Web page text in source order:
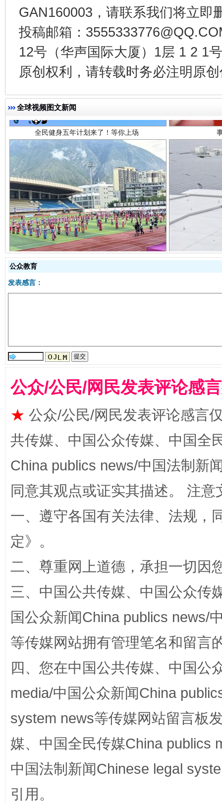
GAN160003，请联系我们将立即
投稿邮箱：
12号（华声国际大厦）1层 1 2 1
原创权利，请转载时务必注明原
全球视频图文新闻
全民健身五年计划来了！等你上场
阿坝州三大球赛在茂县开幕 规模
扯下公款旅游的“隐身衣” 如何以
公众教育
发表感言：
公众/公民/网民发表评论感
★ 公众/公民/网民发表评论感言
共传媒、中国公众传媒、中国全
China publics news/中国法制新
同意其观点或证实其描述。 注
一、遵守各国有关法律、法规，
定》。
二、尊重网上道德，承担一切因
三、中国公共传媒、中国公众传
国公众新闻China publics news/
等传媒网站拥有管理笔名和留言
四、您在中国公共传媒、中国公
media/中国公众新闻China
system news等传媒网站留言板
媒、中国全民传媒China publics
中国法制新闻Chinese legal
引用。